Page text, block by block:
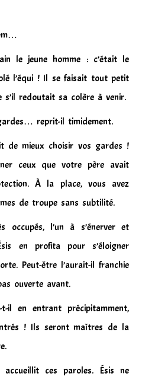
le jeune homme : c’était le
l’équi ! Il se faisait tout petit
s’il redoutait sa colère à venir.
reprit-il timidement.
de mieux choisir vos gardes !
ceux que votre père avait
À la place, vous avez
de troupe sans subtilité.
occupés, l’un à s’énerver et
en profita pour s’éloigner
Peut-être l’aurait-il franchie
ouverte avant.
t-il en entrant précipitamment,
! Ils seront maîtres de la
accueillit ces paroles. Ésis ne